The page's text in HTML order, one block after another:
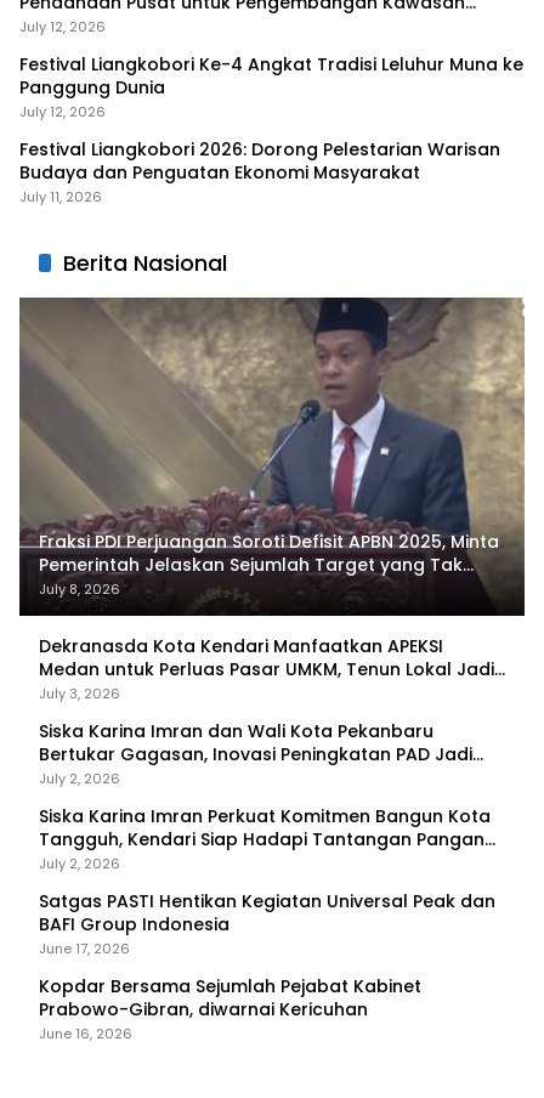
Liangkobhori
July 12, 2026
Festival Liangkobori Ke-4 Angkat Tradisi Leluhur Muna ke
Panggung Dunia
July 12, 2026
Festival Liangkobori 2026: Dorong Pelestarian Warisan
Budaya dan Penguatan Ekonomi Masyarakat
July 11, 2026
Berita Nasional
Fraksi PDI Perjuangan Soroti Defisit APBN 2025, Minta
Pemerintah Jelaskan Sejumlah Target yang Tak
Tercapai
July 8, 2026
Dekranasda Kota Kendari Manfaatkan APEKSI
Medan untuk Perluas Pasar UMKM, Tenun Lokal Jadi
Primadona
July 3, 2026
Siska Karina Imran dan Wali Kota Pekanbaru
Bertukar Gagasan, Inovasi Peningkatan PAD Jadi
Fokus Diskusi
July 2, 2026
Siska Karina Imran Perkuat Komitmen Bangun Kota
Tangguh, Kendari Siap Hadapi Tantangan Pangan
dan Bencana
July 2, 2026
Satgas PASTI Hentikan Kegiatan Universal Peak dan
BAFI Group Indonesia
June 17, 2026
Kopdar Bersama Sejumlah Pejabat Kabinet
Prabowo-Gibran, diwarnai Kericuhan
June 16, 2026